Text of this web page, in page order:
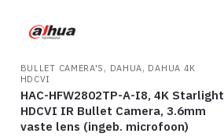
BULLET CAMERA'S , DAHUA, DAHUA 4K
HDCVI
HAC-HFW2802TP-A-I8, 4K Starlight
HDCVI IR Bullet Camera, 3.6mm
vaste lens (ingeb. microfoon)